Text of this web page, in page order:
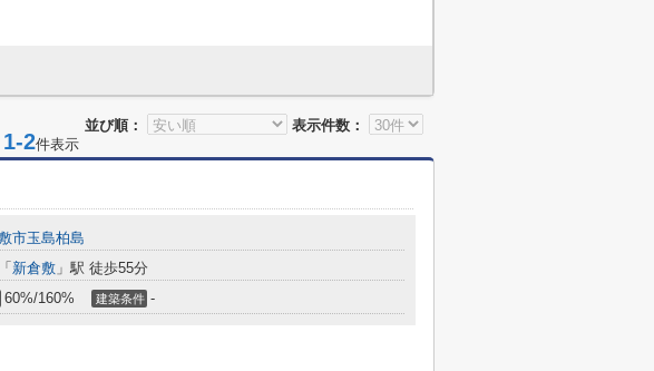
並び順：
表示件数：
2件表示
市玉島柏島
「 新倉敷 」駅 徒歩55分
60%/160% 建築条件 -